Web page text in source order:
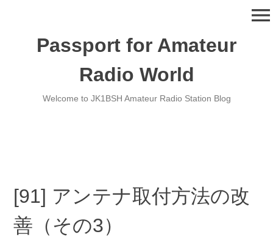
Passport for Amateur
Radio World
Welcome to JK1BSH Amateur Radio Station Blog
menu
[91] アンテナ取付方法の改
善（その3）